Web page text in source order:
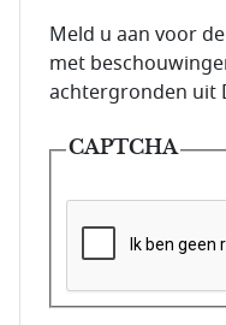
E-mailadres van
Meld u aan voor
met
achtergronden uit
CAPTCHA
Deze vraag is